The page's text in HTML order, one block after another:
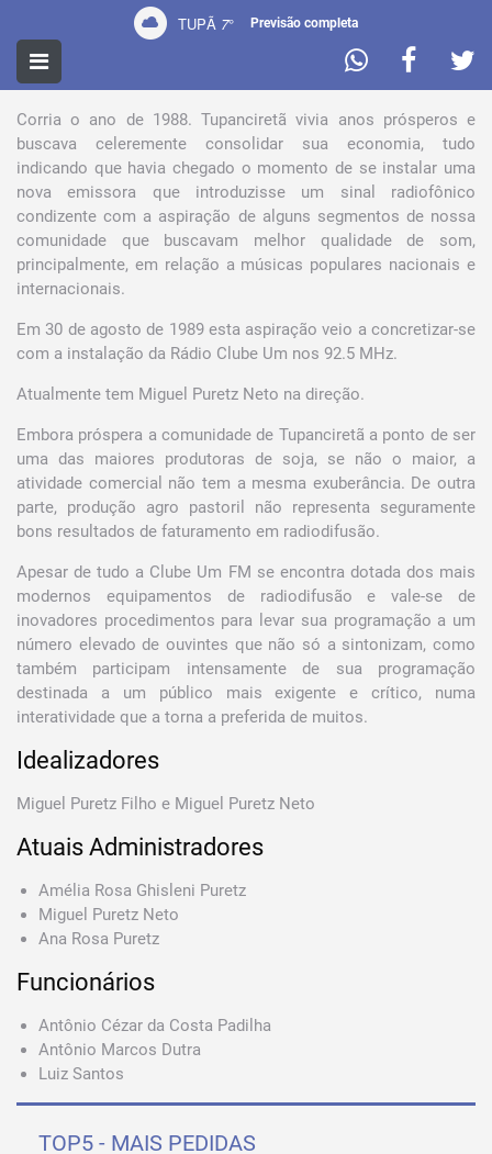
TUPÃ 7° Previsão completa
PERFIL
Corria o ano de 1988. Tupanciretã vivia anos prósperos e
buscava celeremente consolidar sua economia, tudo
indicando que havia chegado o momento de se instalar uma
nova emissora que introduzisse um sinal radiofônico
condizente com a aspiração de alguns segmentos de nossa
comunidade que buscavam melhor qualidade de som,
principalmente, em relação a músicas populares nacionais e
internacionais.
Em 30 de agosto de 1989 esta aspiração veio a concretizar-se
com a instalação da Rádio Clube Um nos 92.5 MHz.
Atualmente tem Miguel Puretz Neto na direção.
Embora próspera a comunidade de Tupanciretã a ponto de ser
uma das maiores produtoras de soja, se não o maior, a
atividade comercial não tem a mesma exuberância. De outra
parte, produção agro pastoril não representa seguramente
bons resultados de faturamento em radiodifusão.
Apesar de tudo a Clube Um FM se encontra dotada dos mais
modernos equipamentos de radiodifusão e vale-se de
inovadores procedimentos para levar sua programação a um
número elevado de ouvintes que não só a sintonizam, como
também participam intensamente de sua programação
destinada a um público mais exigente e crítico, numa
interatividade que a torna a preferida de muitos.
Idealizadores
Miguel Puretz Filho e Miguel Puretz Neto
Atuais Administradores
Amélia Rosa Ghisleni Puretz
Miguel Puretz Neto
Ana Rosa Puretz
Funcionários
Antônio Cézar da Costa Padilha
Antônio Marcos Dutra
Luiz Santos
TOP5 - MAIS PEDIDAS